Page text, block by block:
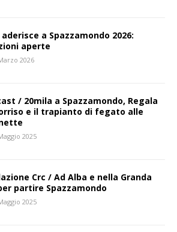
a Spazzamondo 2026:
aperte
2026
/ 20mila a Spazzamondo, Regala
e il trapianto di fegato alle
2025
Crc / Ad Alba e nella Granda
partire Spazzamondo
2025